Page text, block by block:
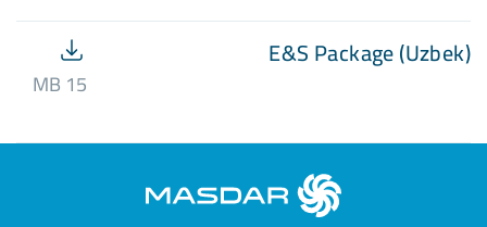
E&S Package (Uzbek)
15 MB